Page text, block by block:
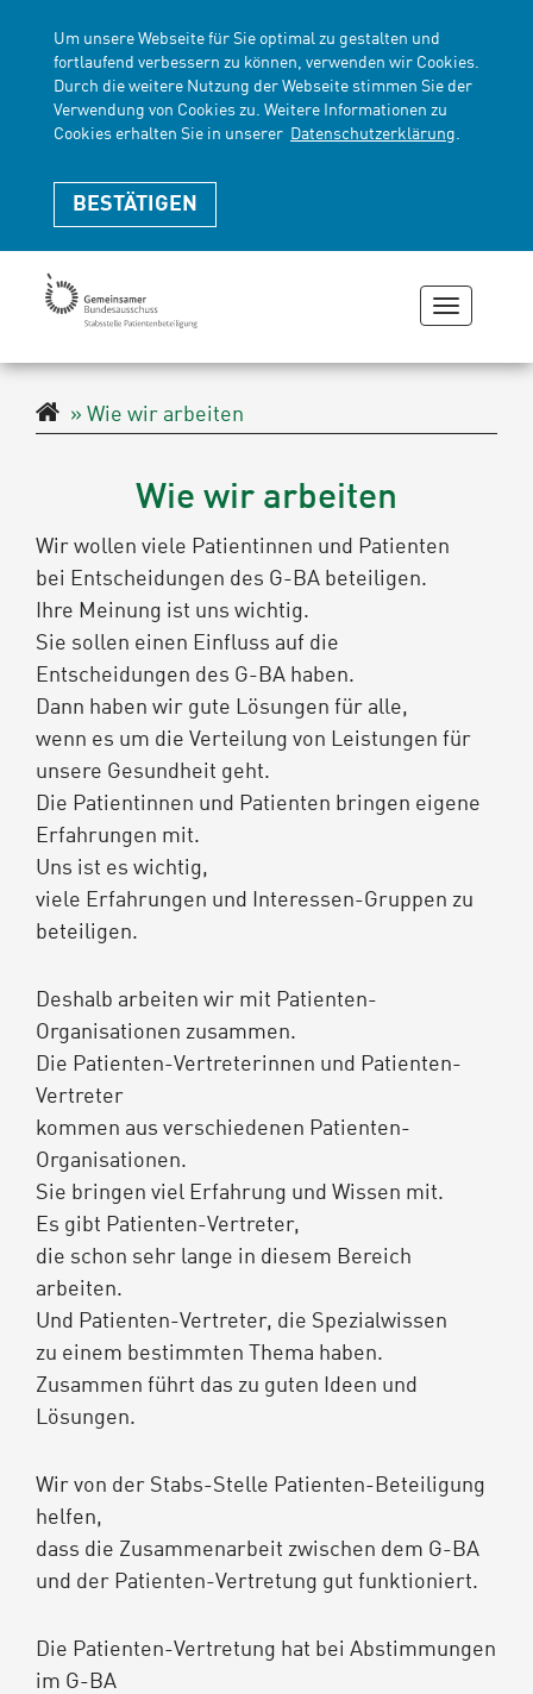
Um unsere Webseite für Sie optimal zu gestalten und
fortlaufend verbessern zu können, verwenden wir Cookies.
Durch die weitere Nutzung der Webseite stimmen Sie der
Verwendung von Cookies zu. Weitere Informationen zu
Cookies erhalten Sie in unserer Datenschutzerklärung.
BESTÄTIGEN
oder
Navigationspfad
Wie wir arbeiten
Wie wir arbeiten
Wir wollen viele Patientinnen und Patienten
bei Entscheidungen des G-BA beteiligen.
Ihre Meinung ist uns wichtig.
Sie sollen einen Einfluss auf die
Entscheidungen des G-BA haben.
Dann haben wir gute Lösungen für alle,
wenn es um die Verteilung von Leistungen für
unsere Gesundheit geht.
Die Patientinnen und Patienten bringen eigene
Erfahrungen mit.
Uns ist es wichtig,
viele Erfahrungen und Interessen-Gruppen zu
beteiligen.
Deshalb arbeiten wir mit Patienten-
Organisationen zusammen.
Die Patienten-Vertreterinnen und Patienten-
Vertreter
kommen aus verschiedenen Patienten-
Organisationen.
Sie bringen viel Erfahrung und Wissen mit.
Es gibt Patienten-Vertreter,
die schon sehr lange in diesem Bereich
arbeiten.
Und Patienten-Vertreter, die Spezialwissen
zu einem bestimmten Thema haben.
Zusammen führt das zu guten Ideen und
Lösungen.
Wir von der Stabs-Stelle Patienten-Beteiligung
helfen,
dass die Zusammenarbeit zwischen dem G-BA
und der Patienten-Vertretung gut funktioniert.
Die Patienten-Vertretung hat bei Abstimmungen
im G-BA